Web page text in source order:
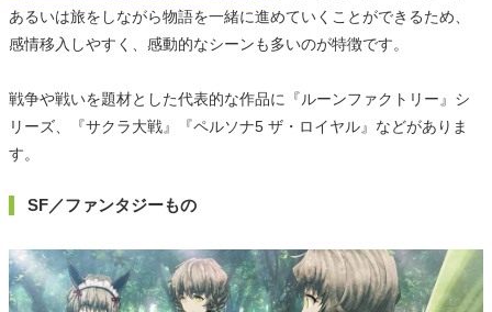
あるいは旅をしながら物語を一緒に進めていくことができるため、
感情移入しやすく、感動的なシーンも多いのが特徴です。
戦争や戦いを題材とした代表的な作品に『ルーンファクトリー』シ
リーズ、『サクラ大戦』『ペルソナ5 ザ・ロイヤル』などがありま
す。
SF／ファンタジーもの